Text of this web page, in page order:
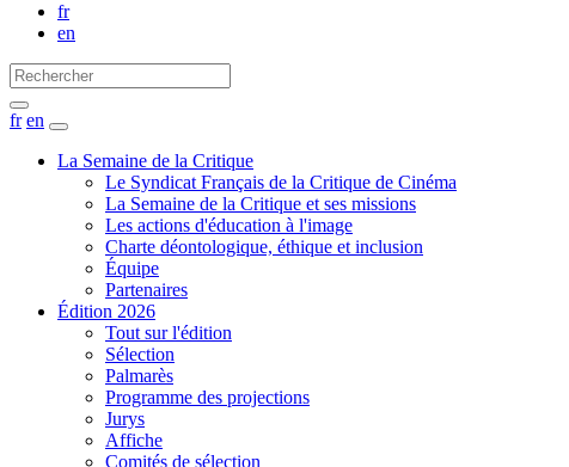
fr
en
fr en
La Semaine de la Critique
Le Syndicat Français de la Critique de Cinéma
La Semaine de la Critique et ses missions
Les actions d'éducation à l'image
Charte déontologique, éthique et inclusion
Équipe
Partenaires
Édition 2026
Tout sur l'édition
Sélection
Palmarès
Programme des projections
Jurys
Affiche
Comités de sélection